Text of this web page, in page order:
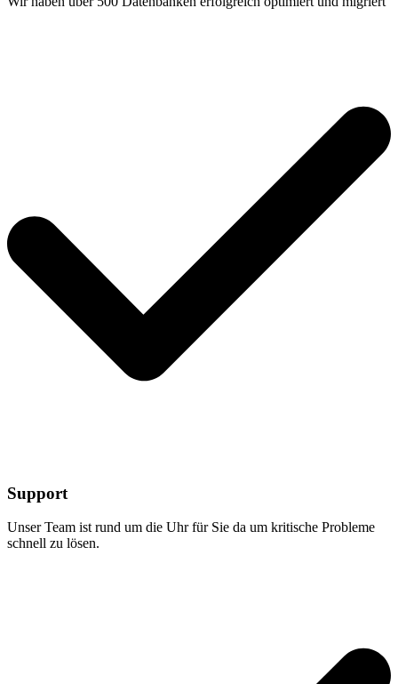
Support
Unser Team ist rund um die Uhr für Sie da um kritische Probleme
schnell zu lösen.